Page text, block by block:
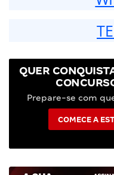
QUER
Prepare-se com
COMECE A